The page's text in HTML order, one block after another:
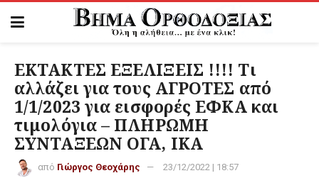
ΕΚΤΑΚΤΕΣ ΕΞΕΛΙΞΕΙΣ !!!! Τι
αλλάζει για τους ΑΓΡΟΤΕΣ από
1/1/2023 για εισφορές ΕΦΚΑ και
τιμολόγια – ΠΛΗΡΩΜΗ
ΣΥΝΤΑΞΕΩΝ ΟΓΑ, ΙΚΑ
από Γιώργος Θεοχάρης
23/12/2022 | 18:57